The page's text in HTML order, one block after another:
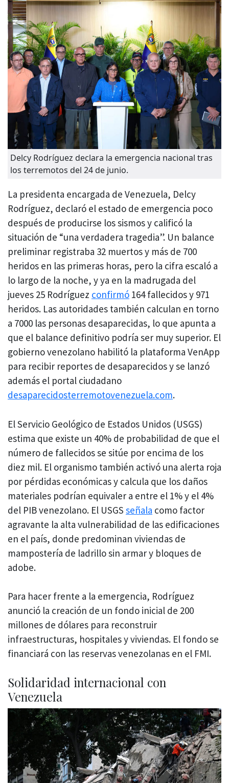
Delcy Rodríguez declara la emergencia nacional tras
los terremotos del 24 de junio.
La presidenta encargada de Venezuela, Delcy
Rodríguez, declaró el estado de emergencia poco
después de producirse los sismos y calificó la
situación de “una verdadera tragedia”. Un balance
preliminar registraba 32 muertos y más de 700
heridos en las primeras horas, pero la cifra escaló a
lo largo de la noche, y ya en la madrugada del
jueves 25 Rodríguez confirmó 164 fallecidos y 971
heridos. Las autoridades también calculan en torno
a 7000 las personas desaparecidas, lo que apunta a
que el balance definitivo podría ser muy superior. El
gobierno venezolano habilitó la plataforma VenApp
para recibir reportes de desaparecidos y se lanzó
además el portal ciudadano
desaparecidosterremotovenezuela.com.
El Servicio Geológico de Estados Unidos (USGS)
estima que existe un 40% de probabilidad de que el
número de fallecidos se sitúe por encima de los
diez mil. El organismo también activó una alerta roja
por pérdidas económicas y calcula que los daños
materiales podrían equivaler a entre el 1% y el 4%
del PIB venezolano. El USGS señala como factor
agravante la alta vulnerabilidad de las edificaciones
en el país, donde predominan viviendas de
mampostería de ladrillo sin armar y bloques de
adobe.
Para hacer frente a la emergencia, Rodríguez
anunció la creación de un fondo inicial de 200
millones de dólares para reconstruir
infraestructuras, hospitales y viviendas. El fondo se
financiará con las reservas venezolanas en el FMI.
Solidaridad internacional con
Venezuela